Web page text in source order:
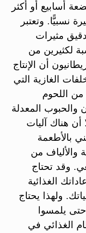
أسابيع أو أكثر
نسبيًّا. وتعتبر
مثيرات
لكثيرين من
أن الإنتاج
الغازية التي
من اللحوم
والحبوب المعدلة
أن هناك آليات
بالأطعمة
والألياف من
وقد تحتاج
الغذائية
ولهذا يحتاج
يلمسوا
الغذائي في